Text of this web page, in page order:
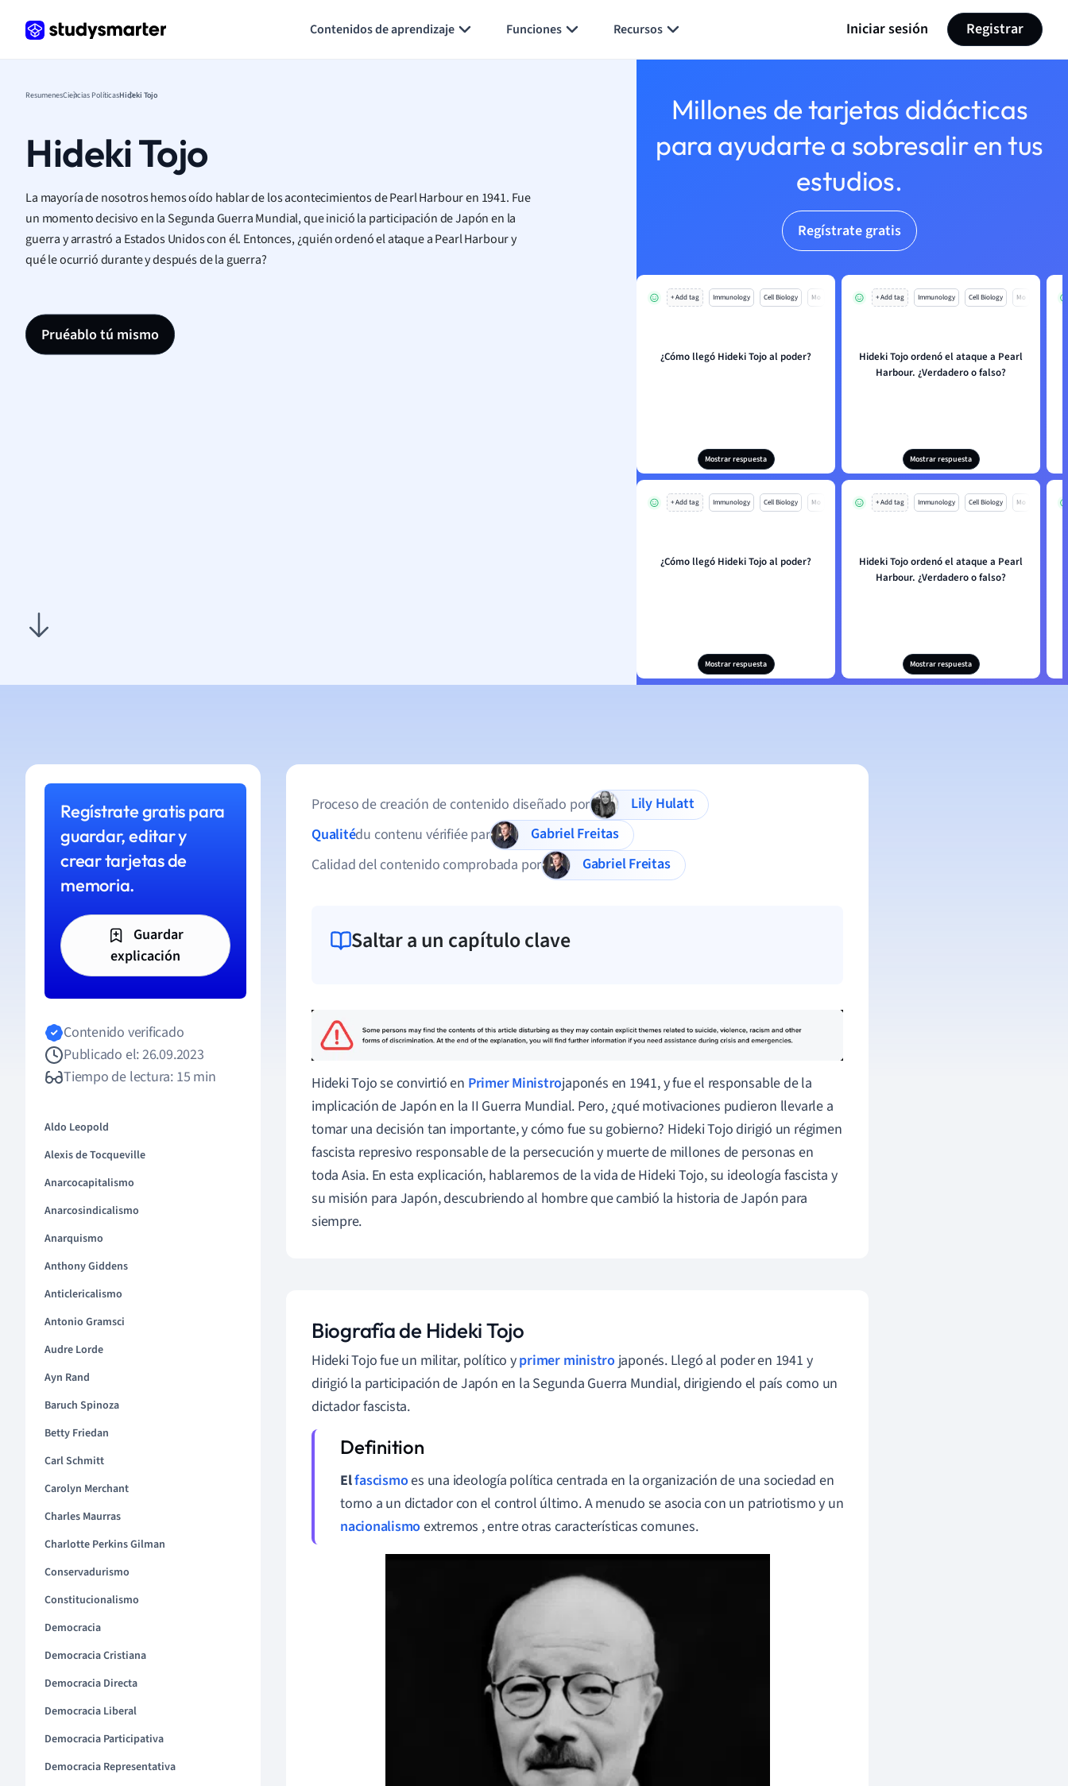
Contenidos de aprendizaje Funciones Recursos Iniciar sesión Registrar
ResumenesCiencias PolíticasHideki Tojo
Hideki Tojo
La mayoría de nosotros hemos oído hablar de los acontecimientos de Pearl Harbour en 1941. Fue
un momento decisivo en la Segunda Guerra Mundial, que inició la participación de Japón en la
guerra y arrastró a Estados Unidos con él. Entonces, ¿quién ordenó el ataque a Pearl Harbour y
qué le ocurrió durante y después de la guerra?
Pruéablo tú mismo
Millones de tarjetas didácticas
para ayudarte a sobresalir en tus
estudios.
Regístrate gratis
+ Add tag Immunology Cell Biology Mo
¿Cómo llegó Hideki Tojo al poder?
Mostrar respuesta
+ Add tag Immunology Cell Biology Mo
Hideki Tojo ordenó el ataque a Pearl
Harbour. ¿Verdadero o falso?
Mostrar respuesta
+ Add tag Immunology Cell Biology Mo
¿Cómo llegó Hideki Tojo al poder?
Mostrar respuesta
+ Add tag Immunology Cell Biology Mo
Hideki Tojo ordenó el ataque a Pearl
Harbour. ¿Verdadero o falso?
Mostrar respuesta
Regístrate gratis para
guardar, editar y
crear tarjetas de
memoria.
Guardar
explicación
Contenido verificado
Publicado el: 26.09.2023
Tiempo de lectura: 15 min
Aldo Leopold
Alexis de Tocqueville
Anarcocapitalismo
Anarcosindicalismo
Anarquismo
Anthony Giddens
Anticlericalismo
Antonio Gramsci
Audre Lorde
Ayn Rand
Baruch Spinoza
Betty Friedan
Carl Schmitt
Carolyn Merchant
Charles Maurras
Charlotte Perkins Gilman
Conservadurismo
Constitucionalismo
Democracia
Democracia Cristiana
Democracia Directa
Democracia Liberal
Democracia Participativa
Democracia Representativa
Proceso de creación de contenido diseñado por
Lily Hulatt
Qualitédu contenu vérifiée par
Gabriel Freitas
Calidad del contenido comprobada por
Gabriel Freitas
Saltar a un capítulo clave
Hideki Tojo se convirtió en Primer Ministrojaponés en 1941, y fue el responsable de la
implicación de Japón en la II Guerra Mundial. Pero, ¿qué motivaciones pudieron llevarle a
tomar una decisión tan importante, y cómo fue su gobierno? Hideki Tojo dirigió un régimen
fascista represivo responsable de la persecución y muerte de millones de personas en
toda Asia. En esta explicación, hablaremos de la vida de Hideki Tojo, su ideología fascista y
su misión para Japón, descubriendo al hombre que cambió la historia de Japón para
siempre.
Biografía de Hideki Tojo
Hideki Tojo fue un militar, político yprimer ministrojaponés. Llegó al poder en 1941 y
dirigió la participación de Japón en la Segunda Guerra Mundial, dirigiendo el país como un
dictador fascista.
Elfascismoes una ideología política centrada en la organización de una sociedad en
torno a un dictador con el control último.Amenudo se asocia con un patriotismo y un
nacionalismoextremos , entre otras características comunes.